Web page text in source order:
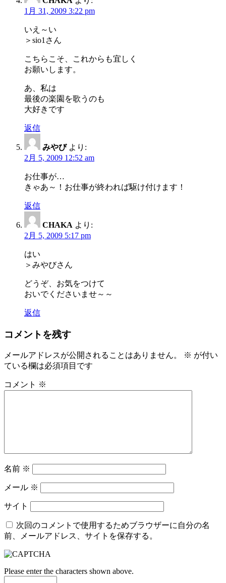
1月 31, 2009 3:22 pm
いえ～い
＞sio1さん
こちらこそ、これからも宜しく
お願いします。
あ、私は
最後の楽園を歌うのも
大好きです
返信
みやび より:
2月 5, 2009 12:52 am
お仕事が…
きゃあ～！お仕事が終われば駆け付けます！
返信
CHAKA より:
2月 5, 2009 5:17 pm
はい
＞みやびさん
どうぞ、お気をつけて
おいでくださいませ～～
返信
コメントを残す
メールアドレスが公開されることはありません。 ※ が付い
ている欄は必須項目です
コメント ※
名前 ※
メール ※
サイト
次回のコメントで使用するためブラウザーに自分の名
前、メールアドレス、サイトを保存する。
Please enter the characters shown above.